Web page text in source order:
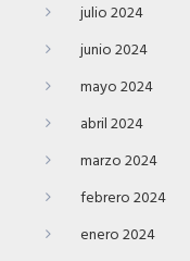
julio 2024
junio 2024
mayo 2024
abril 2024
marzo 2024
febrero 2024
enero 2024